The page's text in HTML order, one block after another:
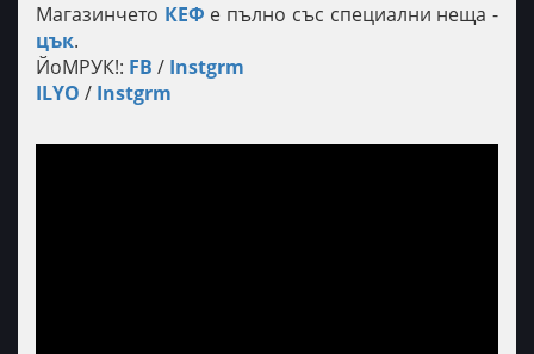
Магазинчето КЕФ е пълно със специални неща -
цък.
ЙоМРУК!: FB​​​ / Instgrm
ILYO / Instgrm